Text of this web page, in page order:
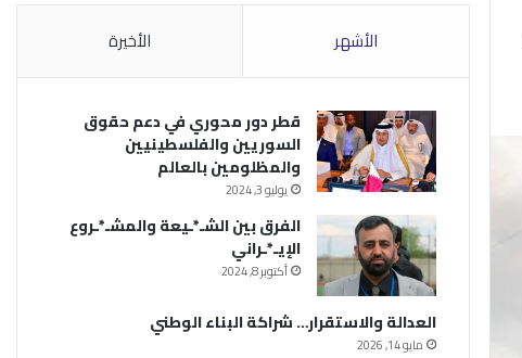
الأشهر الأخيرة
قطر دور محوري في دعم حقوق
السوريين والفلسطينيين
والمظلومين بالعالم
يوليو 3, 2024
الفرق بين الشـ*ـيعة والمشـ*ـروع
الإيـ*ـراني
أكتوبر 8, 2024
العدالة والاستقرار… شراكة البناء الوطني
مايو 14, 2026